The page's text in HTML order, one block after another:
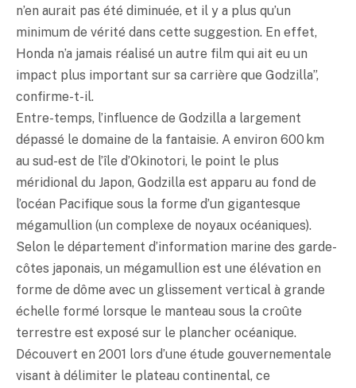
n’en aurait pas été diminuée, et il y a plus qu’un
minimum de vérité dans cette suggestion. En effet,
Honda n’a jamais réalisé un autre film qui ait eu un
impact plus important sur sa carrière que Godzilla”,
confirme-t-il.
Entre-temps, l’influence de Godzilla a largement
dépassé le domaine de la fantaisie. A environ 600 km
au sud-est de l’île d’Okinotori, le point le plus
méridional du Japon, Godzilla est apparu au fond de
l’océan Pacifique sous la forme d’un gigantesque
mégamullion (un complexe de noyaux océaniques).
Selon le département d’information marine des garde-
côtes japonais, un mégamullion est une élévation en
forme de dôme avec un glissement vertical à grande
échelle formé lorsque le manteau sous la croûte
terrestre est exposé sur le plancher océanique.
Découvert en 2001 lors d’une étude gouvernementale
visant à délimiter le plateau continental, ce